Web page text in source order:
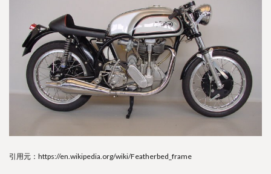
引用元：https://en.wikipedia.org/wiki/Featherbed_frame